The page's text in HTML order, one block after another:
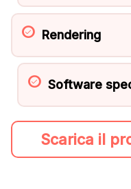
Rendering
Software
Scarica il